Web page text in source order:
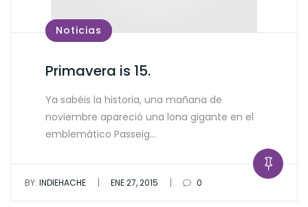
Noticias
Primavera is 15.
Ya sabéis la historia, una mañana de
noviembre apareció una lona gigante en el
emblemático Passeig…
BY: INDIEHACHE | ENE 27, 2015 | 0